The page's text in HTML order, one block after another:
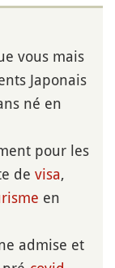
vous mais
Japonais
né en
pour les
de visa,
en
admise et